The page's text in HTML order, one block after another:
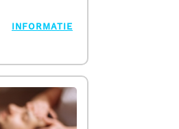
INFORMATIE